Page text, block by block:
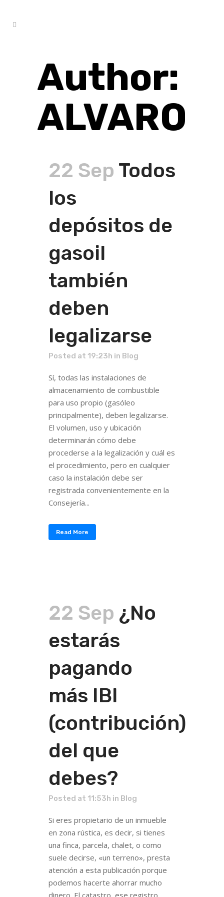
Author:
ALVARO
22 Sep Todos
los
depósitos de
gasoil
también
deben
legalizarse
Posted at 19:23h in Blog
Sí, todas las instalaciones de
almacenamiento de combustible
para uso propio (gasóleo
principalmente), deben legalizarse.
El volumen, uso y ubicación
determinarán cómo debe
procederse a la legalización y cuál es
el procedimiento, pero en cualquier
caso la instalación debe ser
registrada convenientemente en la
Consejería...
Read More
22 Sep ¿No
estarás
pagando
más IBI
(contribución)
del que
debes?
Posted at 11:53h in Blog
Si eres propietario de un inmueble
en zona rústica, es decir, si tienes
una finca, parcela, chalet, o como
suele decirse, «un terreno», presta
atención a esta publicación porque
podemos hacerte ahorrar mucho
dinero. El catastro, ese registro